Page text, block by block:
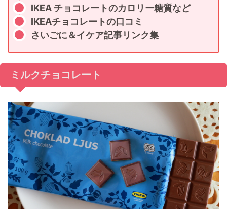
IKEA チョコレートのカロリー糖質など
IKEAチョコレートの口コミ
さいごに＆イケア記事リンク集
ミルクチョコレート